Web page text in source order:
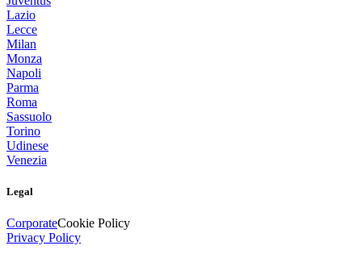
Lazio
Lecce
Milan
Monza
Napoli
Parma
Roma
Sassuolo
Torino
Udinese
Venezia
Legal
CorporateCookie Policy
Privacy Policy